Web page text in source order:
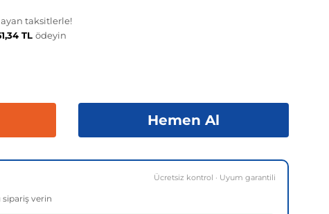
taksitlerle!
TL ödeyin
Hemen Al
Ücretsiz kontrol · Uyum garantili
sipariş verin